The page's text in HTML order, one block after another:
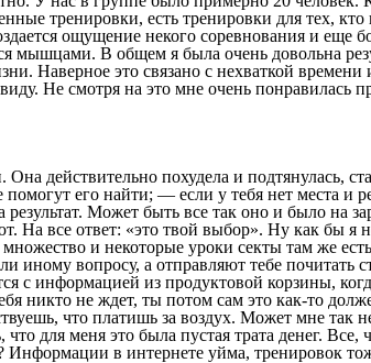
тренировки, есть тренировки для тех,
ощущение некого соревнования и еще
мышцами. В общем я была очень довольна
Наверное это связано с нехваткой
Не смотря на это мне очень понравилась
действительно похудела и подтянулась,
его найти; — если у тебя нет места и
Может быть все так оно и было на
На все ответ: «это твой выбор». Ну как бы
и некоторые уроки секты там же
вопросу, а отправляют тебе почитать
с информацией из продуктовой корзины,
никто не ждет, ты потом сам это как-то
что платишь за воздух. Может мне так
для меня это была пустая трата денег.
Информации в интернете уйма, тренировок